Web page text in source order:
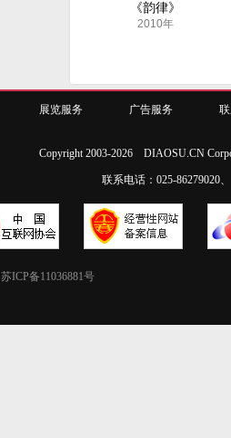
《韵律》
2010年
展览服务 广告服务
Copyright 2003-2026 DIAOSU.CN
联系电话：025-86279020
苏ICP备11036881号